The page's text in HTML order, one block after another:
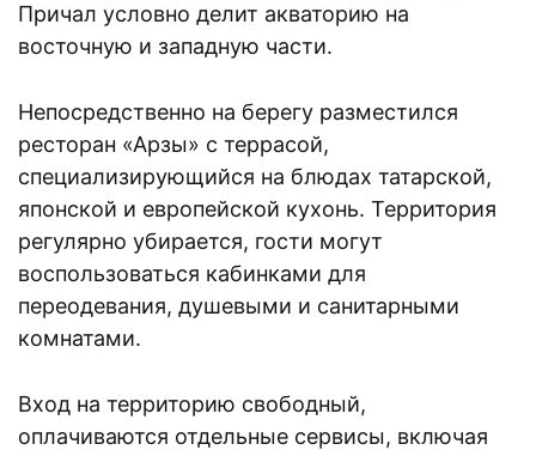
Причал условно делит акваторию на
восточную и западную части.
Непосредственно на берегу разместился
ресторан «Арзы» с террасой,
специализирующийся на блюдах татарской,
японской и европейской кухонь. Территория
регулярно убирается, гости могут
воспользоваться кабинками для
переодевания, душевыми и санитарными
комнатами.
Вход на территорию свободный,
оплачиваются отдельные сервисы, включая